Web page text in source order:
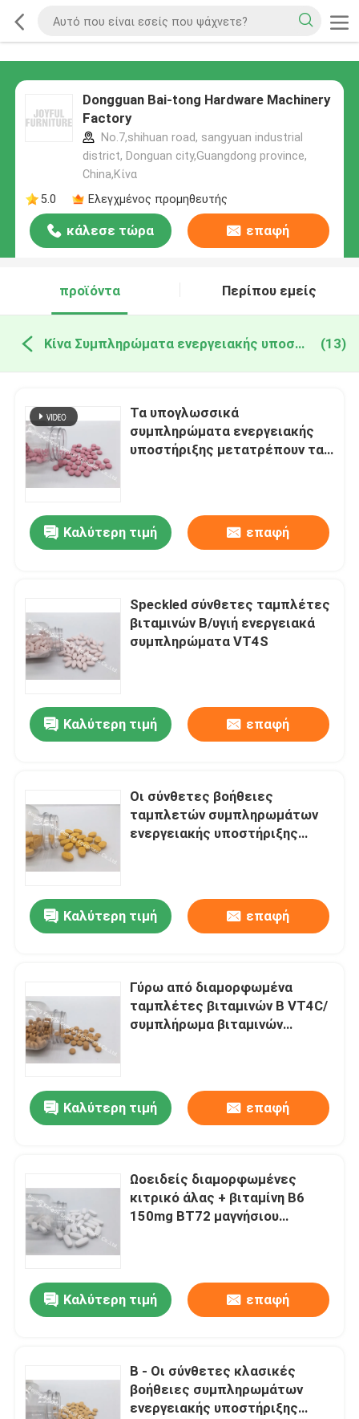
Dongguan Bai-tong Hardware Machinery
Factory
No.7,shihuan road, sangyuan industrial
district, Donguan city,Guangdong province,
China,Κίνα
5.0
Ελεγχμένος προμηθευτής
κάλεσε τώρα επαφή
προϊόντα Περίπου εμείς
Κίνα Συμπληρώματα ενεργειακής υποστήριξης (13)
Τα υπογλωσσικά
συμπληρώματα ενεργειακής
υποστήριξης μετατρέπουν τα
Καλύτερη τιμή επαφή
Speckled σύνθετες ταμπλέτες
βιταμινών Β/υγιή ενεργειακά
συμπληρώματα VT4S
Καλύτερη τιμή επαφή
Οι σύνθετες βοήθειες
ταμπλετών συμπληρωμάτων
ενεργειακής υποστήριξης
Καλύτερη τιμή
επαφή
Γύρω από διαμορφωμένα
ταμπλέτες βιταμινών Β VT4C/
συμπλήρωμα βιταμινών
Καλύτερη τιμή επαφή
Ωοειδείς διαμορφωμένες
κιτρικό άλας + βιταμίνη B6
150mg BT72 μαγνήσιου
Καλύτερη τιμή επαφή
B - Οι σύνθετες κλασικές
βοήθειες συμπληρωμάτων
ενεργειακής υποστήριξης